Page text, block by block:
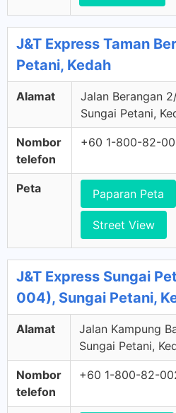
J&T Express Taman
Petani, Kedah
Alamat
Jalan Berangan
Sungai Petani,
Nombor
telefon
+60 1-800-82-
Peta Paparan Peta
Street View
J&T Express Sungai
004), Sungai Petani,
Alamat
Jalan Kampung
Sungai Petani,
Nombor
telefon
+60 1-800-82-